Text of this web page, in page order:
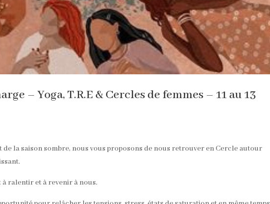
– Yoga, T.R.E & Cercles de femmes – 11 au 13
de la saison sombre, nous vous proposons de nous retrouver en Cercle autour
à ralentir et à revenir à nous.